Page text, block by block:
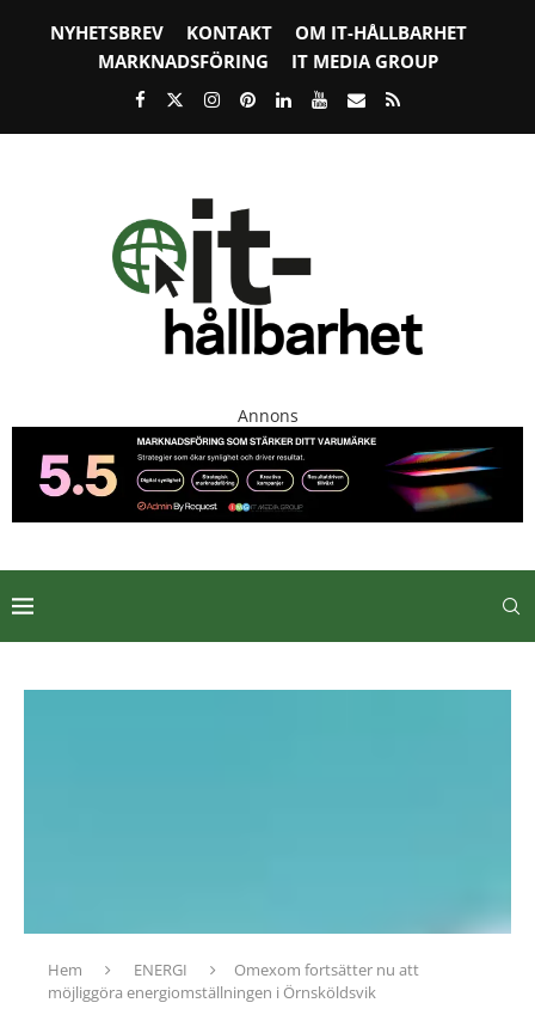
NYHETSBREV KONTAKT
OM IT-HÅLLBARHET
MARKNADSFÖRING
IT MEDIA GROUP
Annons
Hem ENERGI
Omexom fortsätter nu att
möjliggöra energiomställningen i Örnsköldsvik